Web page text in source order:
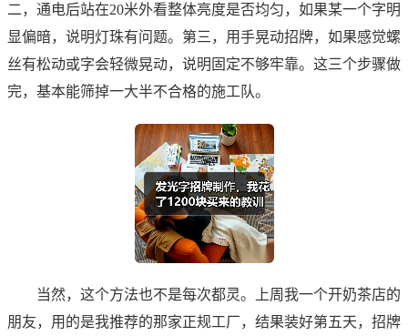
二，通电后站在20米外看整体亮度是否均匀，如果某一个字明
显偏暗，说明灯珠有问题。第三，用手晃动招牌，如果感觉螺
丝有松动或字会轻微晃动，说明固定不够牢靠。这三个步骤做
完，基本能筛掉一大半不合格的施工队。
当然，这个方法也不是每次都灵。上周我一个开奶茶店的
朋友，用的是我推荐的那家正规工厂，结果装好第五天，招牌